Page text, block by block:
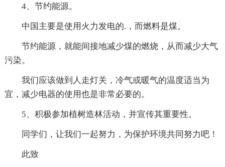
4、节约能源。
中国主要是使用火力发电的.，而燃料是煤。
节约能源，就能间接地减少煤的燃烧，从而减少大气
污染。
我们应该做到人走灯关，冷气或暖气的温度适当为
宜，减少电器的使用也是非常必要的。
5、积极参加植树造林活动，并宣传其重要性。
同学们，让我们一起努力，为保护环境共同努力吧！
此致